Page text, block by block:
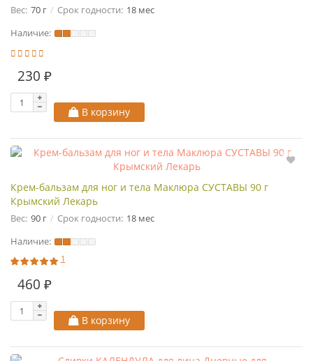
Вес: 70 г Срок годности: 18 мес
Наличие:
230 ₽
В корзину
Крем-бальзам для ног и тела Маклюра СУСТАВЫ 90 г
Крымский Лекарь
Вес: 90 г Срок годности: 18 мес
Наличие:
1
460 ₽
В корзину